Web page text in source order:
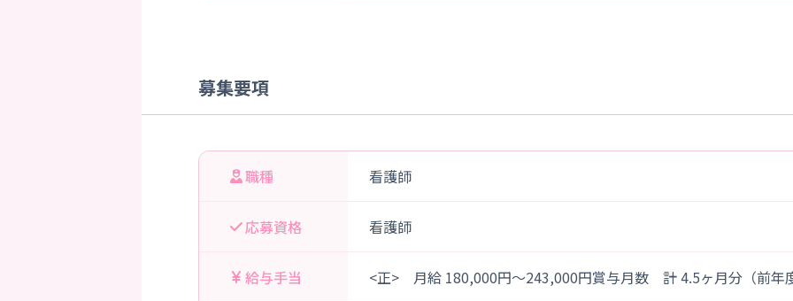
募集要項
職種 看護師
応募資格 看護師
給与手当 <正> 月給 180,000円～243,000円賞与月数 計 4.5ヶ月分（前年